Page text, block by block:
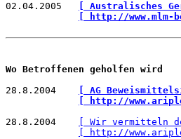
02.04.2005
[ Australisches
[ http://
Wo Betroffenen geholfen wird
28.8.2004
[ AG
[ http://
28.8.2004
[ Wir vermitteln
[ http://